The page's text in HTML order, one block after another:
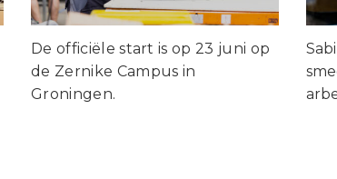
De officiële start is op 23 juni op
de Zernike Campus in
Groningen.